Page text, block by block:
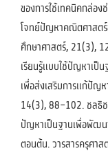
ของการใช้เทคนิคกล่อ
โจทย์ปัญหาคณิตศาสตร์
ศึกษาศาสตร์, 21(3),
เรียนรู้แบบใช้ปัญหาเป็
เพื่อส่งเสริมการแก้ปัญ
14(3), 88–102. ชลธิช
ปัญหาเป็นฐานเพื่อพัฒน
ตอนต้น. วารสารครุศา